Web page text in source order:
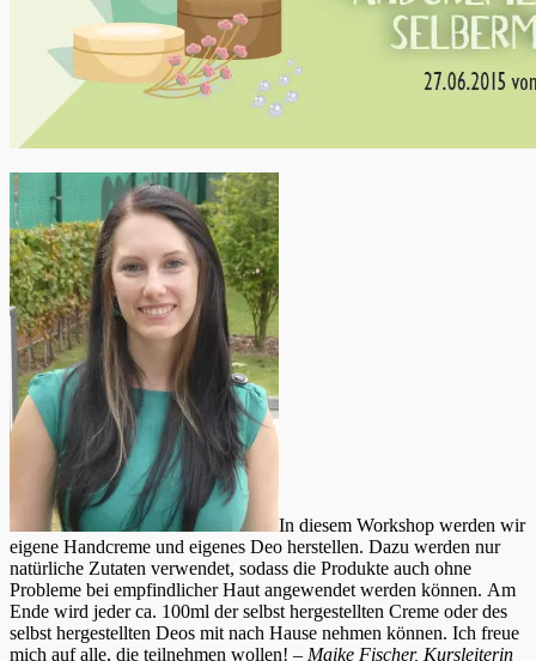
In diesem Workshop werden wir
eigene Handcreme und eigenes Deo herstellen. Dazu werden nur
natürliche Zutaten verwendet, sodass die Produkte auch ohne
Probleme bei empfindlicher Haut angewendet werden können. Am
Ende wird jeder ca. 100ml der selbst hergestellten Creme oder des
selbst hergestellten Deos mit nach Hause nehmen können. Ich freue
mich auf alle, die teilnehmen wollen! – Maike Fischer, Kursleiterin